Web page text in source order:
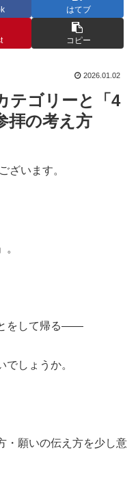
はてブ
コピー
2026.01.02
テゴリーと「4
拝の考え方
ざいます。
をして帰る——
しょうか。
・願いの伝え方を少し意